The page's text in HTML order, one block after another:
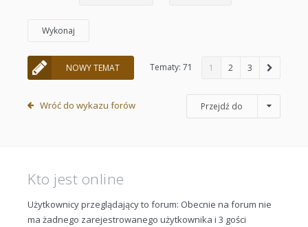
NOWY TEMAT Tematy: 71 1 2 3
Wróć do wykazu forów Przejdź do
Kto jest online
Użytkownicy przeglądający to forum: Obecnie na forum nie
ma żadnego zarejestrowanego użytkownika i 3 gości